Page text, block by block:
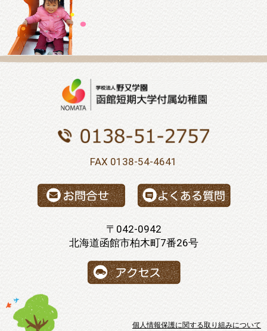
FAX 0138-54-4641
〒042-0942
北海道函館市柏木町7番26号
個人情報保護に関する取り組みについて